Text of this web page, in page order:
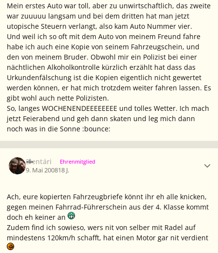
Mein erstes Auto war toll, aber zu unwirtschaftlich, das zweite
war zuuuuu langsam und bei dem dritten hat man jetzt
utopische Steuern verlangt, also kam Auto Nummer vier.
Und weil ich so oft mit dem Auto von meinem Freund fahre
habe ich auch eine Kopie von seinem Fahrzeugschein, und
den von meinem Bruder. Obwohl mir ein Polizist bei einer
nächtlichen Alkoholkontrolle kürzlich erzählt hat dass das
Urkundenfälschung ist die Kopien eigentlich nicht gewertet
werden können, er hat mich trotzdem weiter fahren lassen. Es
gibt wohl auch nette Polizisten.
So, langes WOCHENENDEEEEEEEE und tolles Wetter. Ich mach
jetzt Feierabend und geh dann skaten und leg mich dann
noch was in die Sonne :bounce:
Elentári Ehrenmitglied
9. Mai 200818 J.
Ach, eure kopierten Fahrzeugbriefe könnt ihr eh alle knicken,
gegen meinen Fahrrad-Führerschein aus der 4. Klasse kommt
doch eh keiner an
Zudem find ich sowieso, wers nit von selber mit Radel auf
mindestens 120km/h schafft, hat einen Motor gar nit verdient